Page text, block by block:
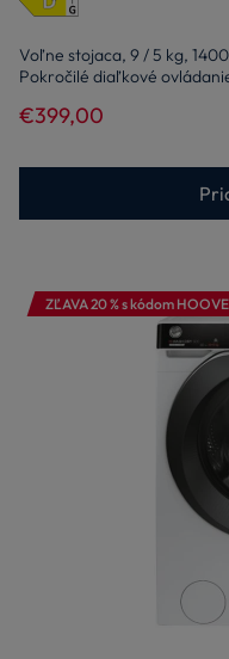
Voľne stojaca, 9 / 5 kg,
Pokročilé diaľkové
€399,00
ZĽAVA 20 % s kódom